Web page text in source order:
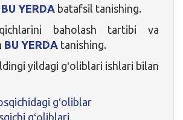
BU YERDA batafsil tanishing.
baholash tartibi va
BU YERDA tanishing.
yildagi gʻoliblari ishlari bilan
gʻoliblar
gʻoliblari